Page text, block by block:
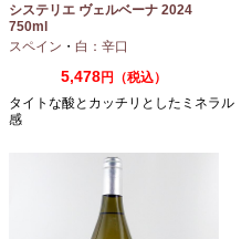
システリエ ヴェルベーナ 2024
750ml
スペイン ・ 白：辛口
5,478円（税込）
タイトな酸とカッチリとしたミネラル
感